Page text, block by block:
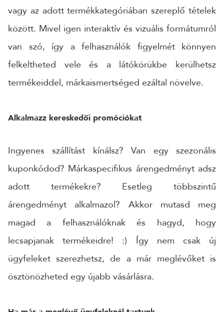
vagy az adott termékkategóriában szereplő tételek
között. Mivel igen interaktív és vizuális formátumról
van szó, így a felhasználók figyelmét könnyen
felkeltheted vele és a látókörükbe kerülhetsz
termékeiddel, márkaismertséged ezáltal növelve.
Alkalmazz kereskedői promóciókat
Ingyenes szállítást kínálsz? Van egy szezonális
kuponkódod? Márkaspecifikus árengedményt adsz
adott termékekre? Esetleg többszintű
árengedményt alkalmazol? Akkor mutasd meg
magad a felhasználóknak és hagyd, hogy
lecsapjanak termékeidre! :) Így nem csak új
ügyfeleket szerezhetsz, de a már meglévőket is
ösztönözheted egy újabb vásárlásra.